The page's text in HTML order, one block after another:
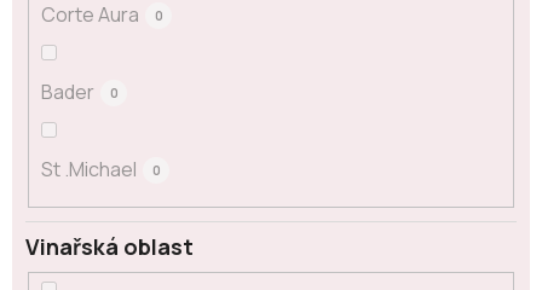
Corte Aura 0
Bader 0
St .Michael 0
Vinařská oblast